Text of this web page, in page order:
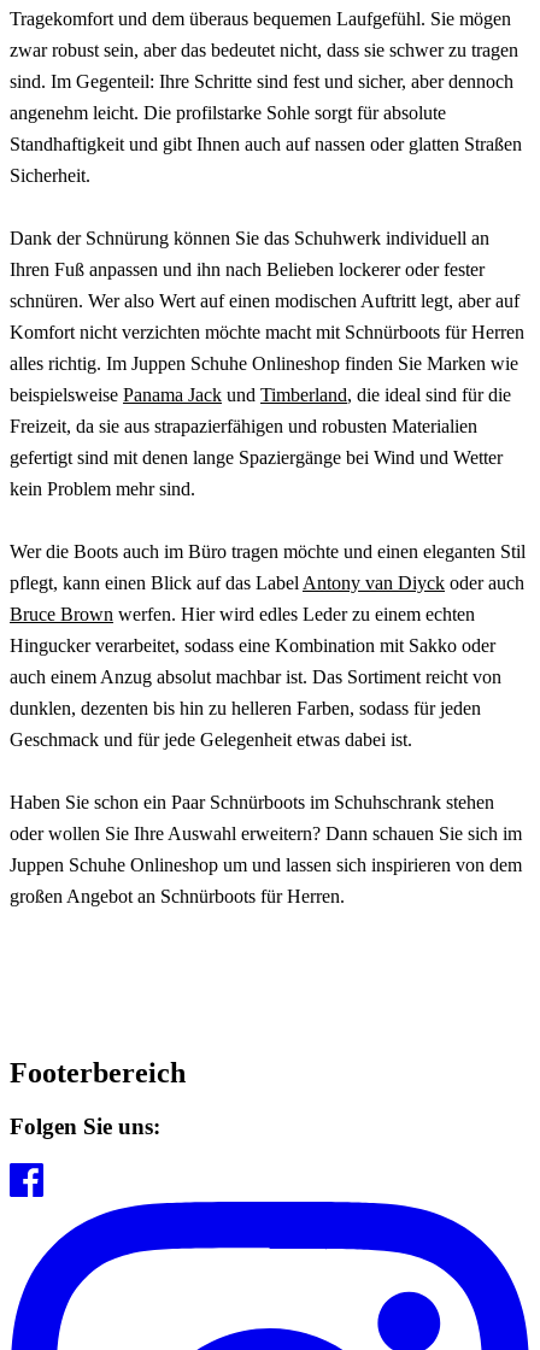
Tragekomfort und dem überaus bequemen Laufgefühl. Sie mögen
zwar robust sein, aber das bedeutet nicht, dass sie schwer zu tragen
sind. Im Gegenteil: Ihre Schritte sind fest und sicher, aber dennoch
angenehm leicht. Die profilstarke Sohle sorgt für absolute
Standhaftigkeit und gibt Ihnen auch auf nassen oder glatten Straßen
Sicherheit.
Dank der Schnürung können Sie das Schuhwerk individuell an
Ihren Fuß anpassen und ihn nach Belieben lockerer oder fester
schnüren. Wer also Wert auf einen modischen Auftritt legt, aber auf
Komfort nicht verzichten möchte macht mit Schnürboots für Herren
alles richtig. Im Juppen Schuhe Onlineshop finden Sie Marken wie
beispielsweise Panama Jack und Timberland, die ideal sind für die
Freizeit, da sie aus strapazierfähigen und robusten Materialien
gefertigt sind mit denen lange Spaziergänge bei Wind und Wetter
kein Problem mehr sind.
Wer die Boots auch im Büro tragen möchte und einen eleganten Stil
pflegt, kann einen Blick auf das Label Antony van Diyck oder auch
Bruce Brown werfen. Hier wird edles Leder zu einem echten
Hingucker verarbeitet, sodass eine Kombination mit Sakko oder
auch einem Anzug absolut machbar ist. Das Sortiment reicht von
dunklen, dezenten bis hin zu helleren Farben, sodass für jeden
Geschmack und für jede Gelegenheit etwas dabei ist.
Haben Sie schon ein Paar Schnürboots im Schuhschrank stehen
oder wollen Sie Ihre Auswahl erweitern? Dann schauen Sie sich im
Juppen Schuhe Onlineshop um und lassen sich inspirieren von dem
großen Angebot an Schnürboots für Herren.
Footerbereich
Folgen Sie uns: